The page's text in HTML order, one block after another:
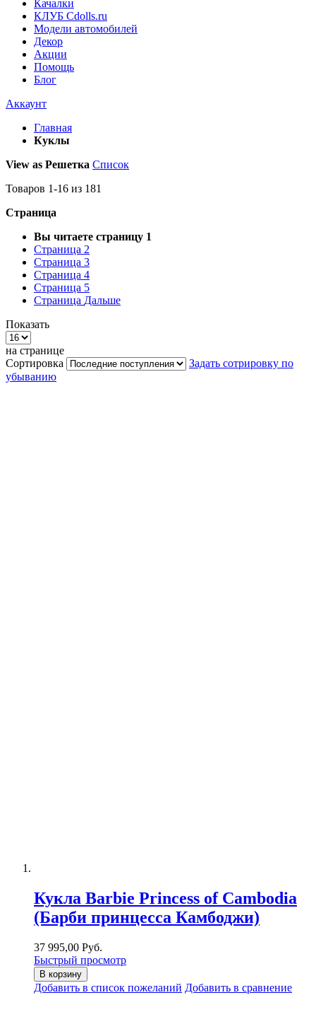
Качалки
КЛУБ Cdolls.ru
Модели автомобилей
Декор
Акции
Помощь
Блог
Аккаунт
Главная
Куклы
View as Решетка Список
Товаров 1-16 из 181
Страница
Вы читаете страницу 1
Страница 2
Страница 3
Страница 4
Страница 5
Страница Дальше
Показать
на странице
Сортировка
Задать сотрировку по
убыванию
Кукла Barbie Princess of Cambodia
(Барби принцесса Камбоджи)
37 995,00 Руб.
Быстрый просмотр
В корзину
Добавить в список пожеланий Добавить в сравнение